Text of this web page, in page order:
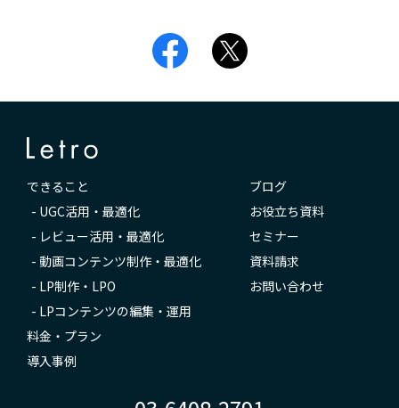
できること
- UGC活用・最適化
- レビュー活用・最適化
- 動画コンテンツ制作・最適化
- LP制作・LPO
- LPコンテンツの編集・運用
料金・プラン
導入事例
ブログ
お役立ち資料
セミナー
資料請求
お問い合わせ